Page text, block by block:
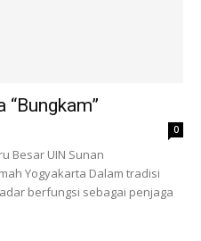
0
Besar UIN Sunan
Yogyakarta Dalam tradisi
berfungsi sebagai penjaga